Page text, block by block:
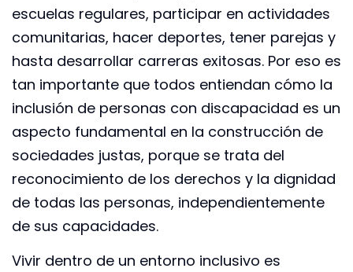
escuelas regulares, participar en actividades
comunitarias, hacer deportes, tener parejas y
hasta desarrollar carreras exitosas. Por eso es
tan importante que todos entiendan cómo la
inclusión de personas con discapacidad es un
aspecto fundamental en la construcción de
sociedades justas, porque se trata del
reconocimiento de los derechos y la dignidad
de todas las personas, independientemente
de sus capacidades.
Vivir dentro de un entorno inclusivo es